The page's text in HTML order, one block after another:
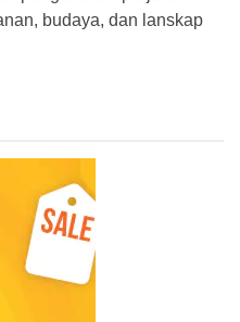
budaya, dan lanskap